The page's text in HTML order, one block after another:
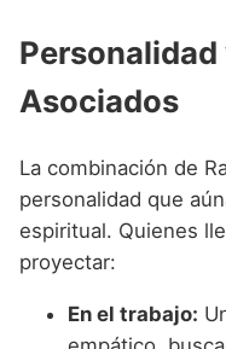
Asociados
La combinación de
personalidad que
espiritual. Quienes
proyectar:
En el trabajo: